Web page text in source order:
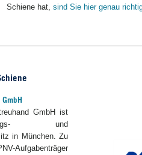
Schiene hat, sind Sie hier genau
GmbH ist
und
in München. Zu
Aufgabenträger